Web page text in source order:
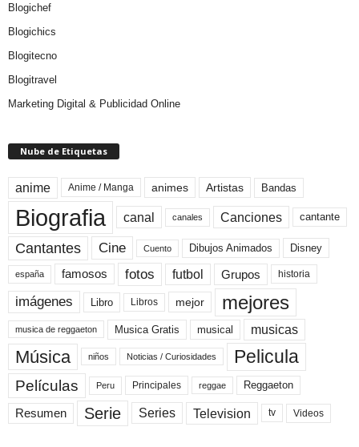
Blogichef
Blogichics
Blogitecno
Blogitravel
Marketing Digital & Publicidad Online
Nube de Etiquetas
anime Anime / Manga animes Artistas Bandas
Biografia canal canales Canciones cantante
Cantantes Cine Cuento Dibujos Animados Disney
españa famosos fotos futbol Grupos historia
imágenes Libro Libros mejor mejores
musica de reggaeton Musica Gratis musical musicas
Música niños Noticias / Curiosidades Pelicula
Películas Peru Principales reggae Reggaeton
Resumen Serie Series Television tv Videos